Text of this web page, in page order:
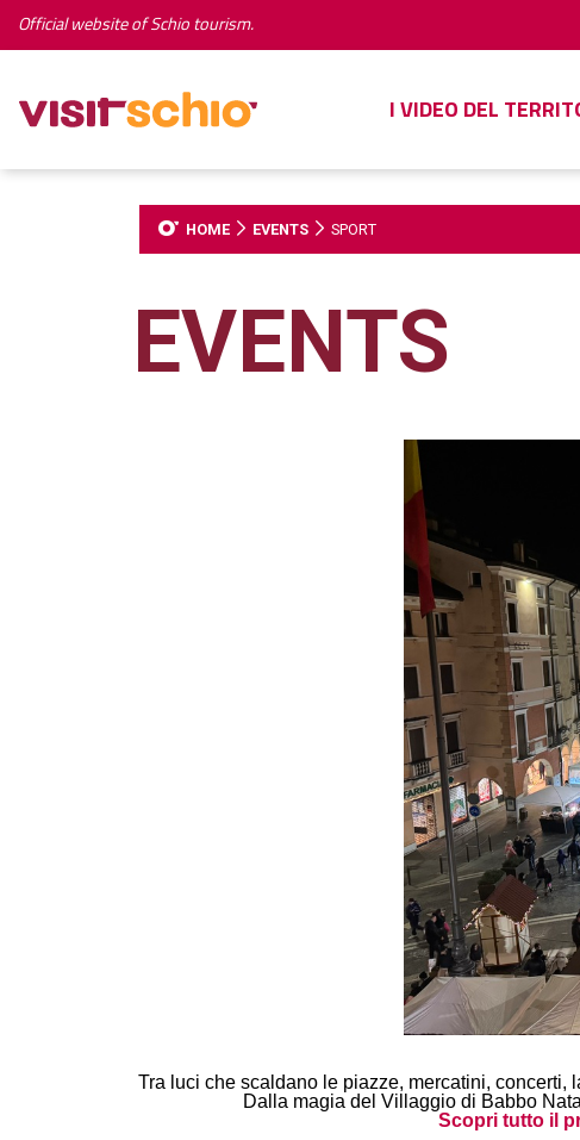
Official website of Schio tourism.
I VIDEO DEL
HOME EVENTS SPORT
EVENTS
Tra luci che scaldano le piazze, mercatini, concerti,
Dalla magia del Villaggio di Babbo
Scopri tutto il